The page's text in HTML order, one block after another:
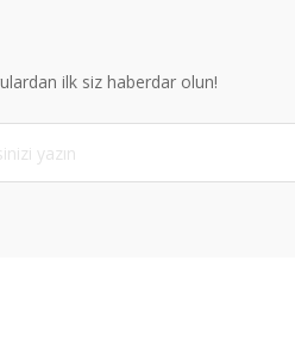
ilk siz haberdar olun!